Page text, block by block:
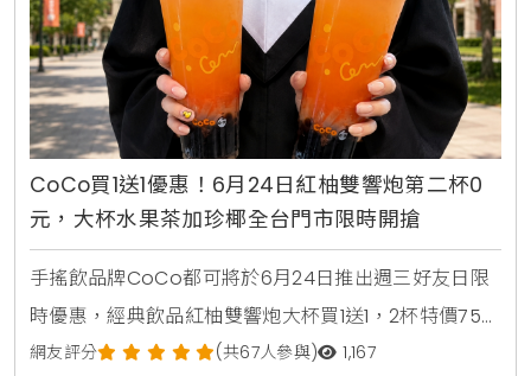
CoCo買1送1優惠！6月24日紅柚雙響炮第二杯0
元，大杯水果茶加珍椰全台門市限時開搶
手搖飲品牌CoCo都可將於6月24日推出週三好友日限
時優惠，經典飲品紅柚雙響炮大杯買1送1，2杯特價75
元。消費者透過官方LINE帳號領取優惠券，即可在線上
網友評分 (共67人參與) 1,167